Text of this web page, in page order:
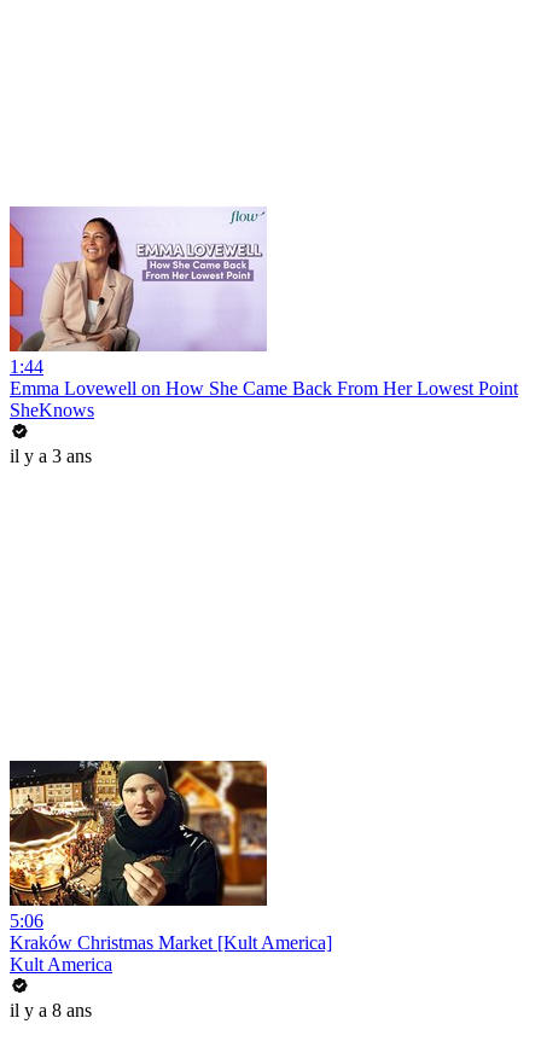
1:44
Emma Lovewell on How She Came Back From Her Lowest Point
SheKnows
il y a 3 ans
5:06
Kraków Christmas Market [Kult America]
Kult America
il y a 8 ans